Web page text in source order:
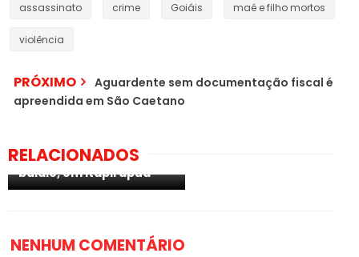
assassinato crime Goiáis maé e filho mortos
violência
PRÓXIMO
Aguardente sem documentação fiscal é
apreendida em São Caetano
RELACIONADOS
sofá jogado em terreno
baldio, em Itapirapuã
NENHUM COMENTÁRIO